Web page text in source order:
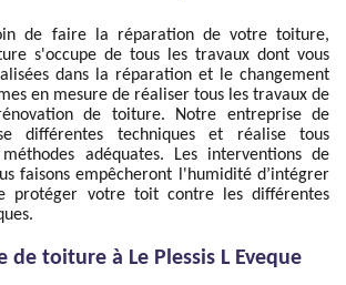
de faire la réparation de votre toiture,
s'occupe de tous les travaux dont vous
dans la réparation et le changement
en mesure de réaliser tous les travaux de
de toiture. Notre entreprise de
différentes techniques et réalise tous
adéquates. Les interventions de
faisons empêcheront l'humidité d’intégrer
protéger votre toit contre les différentes
de toiture à Le Plessis L Eveque